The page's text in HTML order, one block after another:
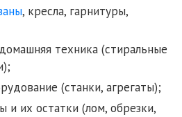
, кресла, гарнитуры,
техника (стиральные
(станки, агрегаты);
и их остатки (лом, обрезки,